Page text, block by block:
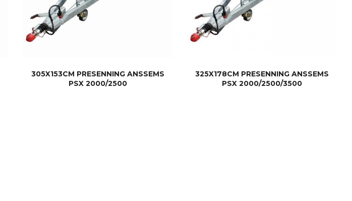
305X153CM PRESENNING ANSSEMS
PSX 2000/2500
325X178CM PRESENNING ANSSEMS
PSX 2000/2500/3500